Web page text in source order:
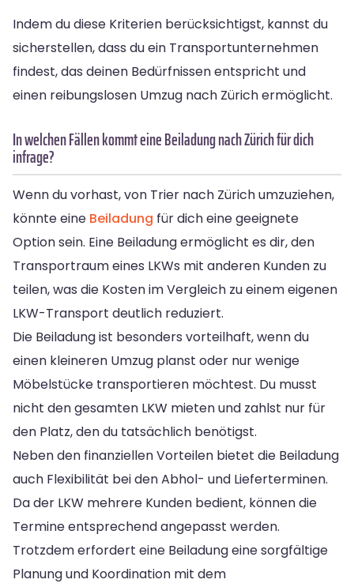
Indem du diese Kriterien berücksichtigst, kannst du
sicherstellen, dass du ein Transportunternehmen
findest, das deinen Bedürfnissen entspricht und
einen reibungslosen Umzug nach Zürich ermöglicht.
In welchen Fällen kommt eine Beiladung nach Zürich für dich
infrage?
Wenn du vorhast, von Trier nach Zürich umzuziehen,
könnte eine Beiladung für dich eine geeignete
Option sein. Eine Beiladung ermöglicht es dir, den
Transportraum eines LKWs mit anderen Kunden zu
teilen, was die Kosten im Vergleich zu einem eigenen
LKW-Transport deutlich reduziert.
Die Beiladung ist besonders vorteilhaft, wenn du
einen kleineren Umzug planst oder nur wenige
Möbelstücke transportieren möchtest. Du musst
nicht den gesamten LKW mieten und zahlst nur für
den Platz, den du tatsächlich benötigst.
Neben den finanziellen Vorteilen bietet die Beiladung
auch Flexibilität bei den Abhol- und Lieferterminen.
Da der LKW mehrere Kunden bedient, können die
Termine entsprechend angepasst werden.
Trotzdem erfordert eine Beiladung eine sorgfältige
Planung und Koordination mit dem